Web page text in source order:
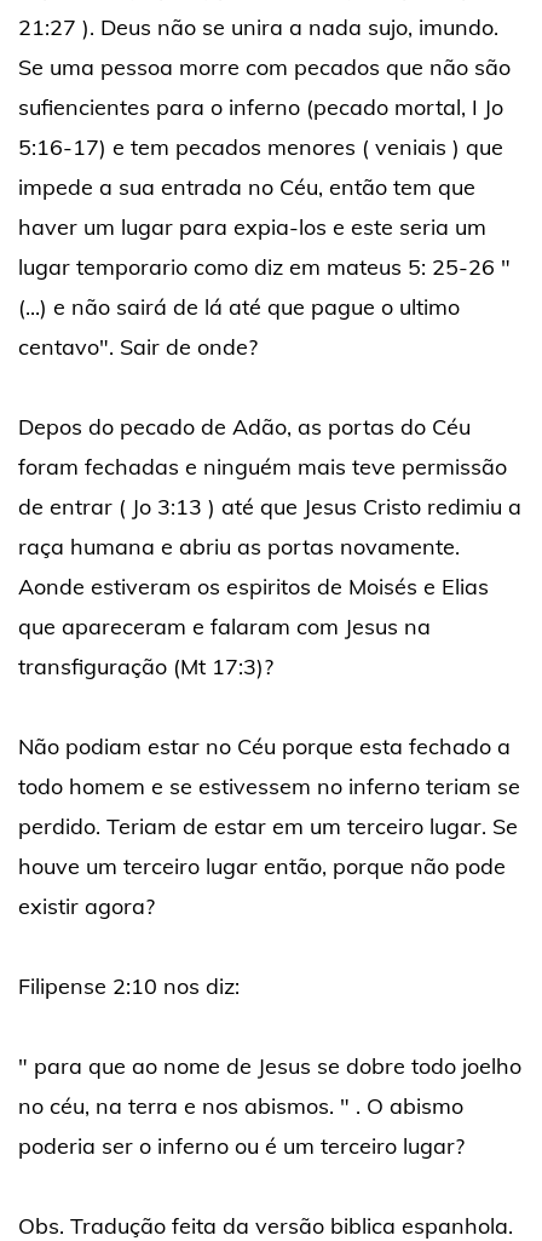
21:27 ). Deus não se unira a nada sujo, imundo.
Se uma pessoa morre com pecados que não são
sufiencientes para o inferno (pecado mortal, I Jo
5:16-17) e tem pecados menores ( veniais ) que
impede a sua entrada no Céu, então tem que
haver um lugar para expia-los e este seria um
lugar temporario como diz em mateus 5: 25-26 "
(...) e não sairá de lá até que pague o ultimo
centavo". Sair de onde?
Depos do pecado de Adão, as portas do Céu
foram fechadas e ninguém mais teve permissão
de entrar ( Jo 3:13 ) até que Jesus Cristo redimiu a
raça humana e abriu as portas novamente.
Aonde estiveram os espiritos de Moisés e Elias
que apareceram e falaram com Jesus na
transfiguração (Mt 17:3)?
Não podiam estar no Céu porque esta fechado a
todo homem e se estivessem no inferno teriam se
perdido. Teriam de estar em um terceiro lugar. Se
houve um terceiro lugar então, porque não pode
existir agora?
Filipense 2:10 nos diz:
" para que ao nome de Jesus se dobre todo joelho
no céu, na terra e nos abismos. " . O abismo
poderia ser o inferno ou é um terceiro lugar?
Obs. Tradução feita da versão biblica espanhola.